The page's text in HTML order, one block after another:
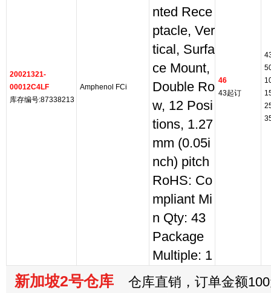
20021321-
00012C4LF
库存编号:87338213
Amphenol FCi
nted Rece
ptacle, Ver
tical, Surfa
ce Mount,
Double Ro
w, 12 Posi
tions, 1.27
mm (0.05i
nch) pitch
RoHS: Co
mpliant Mi
n Qty: 43
Package
Multiple: 1
46
43起订
新加坡2号仓库 仓库直销，订单金额